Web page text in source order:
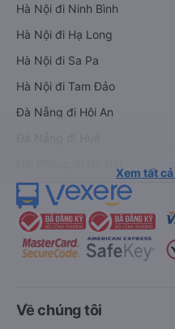
Hà Nội đi Ninh Bình
Hà Nội đi Hạ Long
Hà Nội đi Sa Pa
Hà Nội đi Tam Đảo
Đà Nẵng đi Hội An
Xem tất
Về chúng tôi